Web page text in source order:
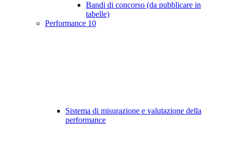
Bandi di concorso (da pubblicare in
tabelle)
Performance 10
Sistema di misurazione e valutazione della
performance